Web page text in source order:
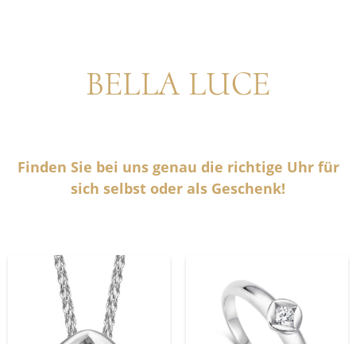
BELLA LUCE
Finden Sie bei uns genau die richtige Uhr für
sich selbst oder als Geschenk!